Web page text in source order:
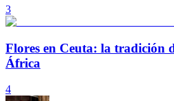
3
Flores en Ceuta: la tradición
África
4